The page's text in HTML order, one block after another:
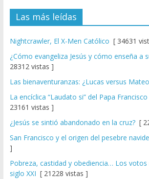
Las más leídas
Nightcrawler, El X-Men Católico [ 34631
¿Cómo evangeliza Jesús y cómo enseña a
28312 vistas ]
Las bienaventuranzas: ¿Lucas versus
La encíclica “Laudato si” del Papa
23161 vistas ]
¿Jesús se sintió abandonado en la cruz?[
San Francisco y el origen del pesebre
]
Pobreza, castidad y obediencia… Los votos
siglo XXI [ 21228 vistas ]